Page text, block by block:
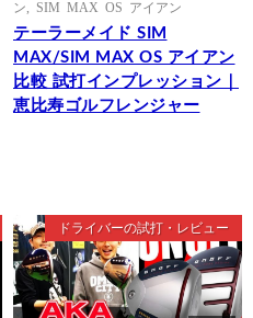
ン SIM MAX OS アイアン
テーラーメイド SIM
MAX/SIM MAX OS アイアン
比較 試打インプレッション｜
恵比寿ゴルフレンジャー
ドライバーの試打・レビュー